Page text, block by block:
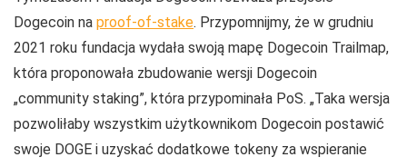
Dogecoin na proof-of-stake. Przypomnijmy, że w grudniu
2021 roku fundacja wydała swoją mapę Dogecoin Trailmap,
która proponowała zbudowanie wersji Dogecoin
„community staking”, która przypominała PoS. „Taka wersja
pozwoliłaby wszystkim użytkownikom Dogecoin postawić
swoje DOGE i uzyskać dodatkowe tokeny za wspieranie